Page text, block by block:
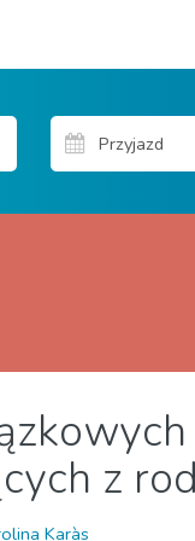
z
Karàs